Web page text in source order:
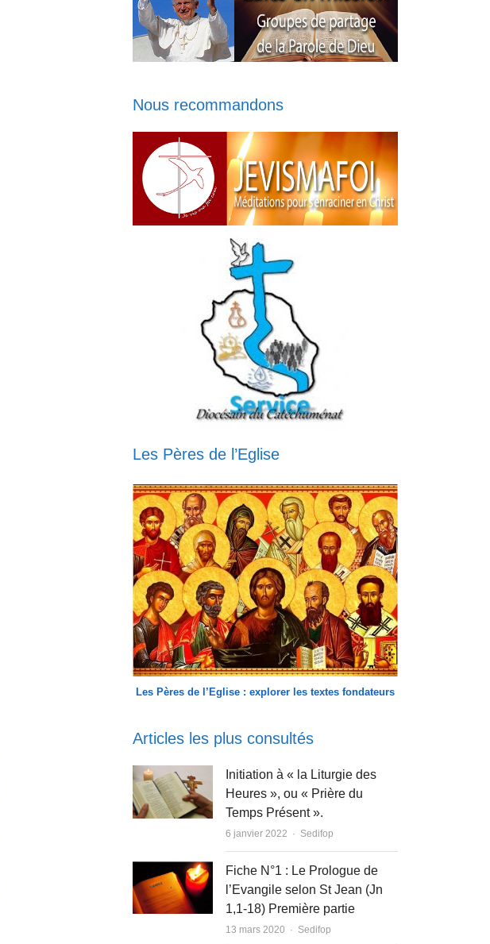
Nous recommandons
Les Pères de l’Eglise
Les Pères de l’Eglise : explorer les textes fondateurs
Articles les plus consultés
Initiation à « la Liturgie des
Heures », ou « Prière du
Temps Présent ».
6 janvier 2022 Author
Sedifop
Fiche N°1 : Le Prologue de
l’Evangile selon St Jean (Jn
1,1-18) Première partie
13 mars 2020 Author
Sedifop